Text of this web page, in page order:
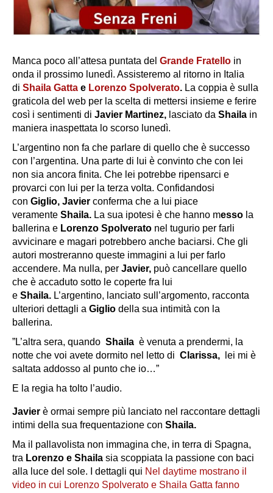
Manca poco all’attesa puntata del Grande Fratello in
onda il prossimo lunedì. Assisteremo al ritorno in Italia
di Shaila Gatta e Lorenzo Spolverato. La coppia è sulla
graticola del web per la scelta di mettersi insieme e ferire
così i sentimenti di Javier Martinez, lasciato da Shaila in
maniera inaspettata lo scorso lunedì.
L’argentino non fa che parlare di quello che è successo
con l’argentina. Una parte di lui è convinto che con lei
non sia ancora finita. Che lei potrebbe ripensarci e
provarci con lui per la terza volta. Confidandosi
con Giglio, Javier conferma che a lui piace
veramente Shaila. La sua ipotesi è che hanno messo la
ballerina e Lorenzo Spolverato nel tugurio per farli
avvicinare e magari potrebbero anche baciarsi. Che gli
autori mostreranno queste immagini a lui per farlo
accendere. Ma nulla, per Javier, può cancellare quello
che è accaduto sotto le coperte fra lui
e Shaila. L’argentino, lanciato sull’argomento, racconta
ulteriori dettagli a Giglio della sua intimità con la
ballerina.
”L’altra sera, quando Shaila è venuta a prendermi, la
notte che voi avete dormito nel letto di Clarissa,
lei mi è
saltata addosso al punto che io…”
E la regia ha tolto l’audio.
Javier è ormai sempre più lanciato nel raccontare dettagli
intimi della sua frequentazione con Shaila.
Ma il pallavolista non immagina che, in terra di Spagna,
tra Lorenzo e Shaila sia scoppiata la passione con baci
alla luce del sole. I dettagli qui Nel daytime mostrano il
video in cui Lorenzo Spolverato e Shaila Gatta fanno